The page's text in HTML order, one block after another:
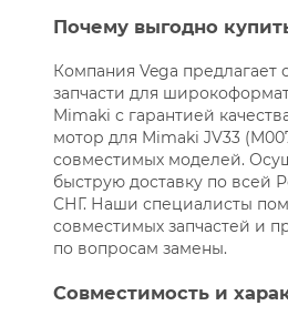
Почему выгодно
Компания Vega предлагает
запчасти для
Mimaki с гарантией
мотор для Mimaki JV33
совместимых моделей.
быструю доставку по всей
СНГ. Наши специалисты
совместимых запчастей и
по вопросам замены.
Совместимость и